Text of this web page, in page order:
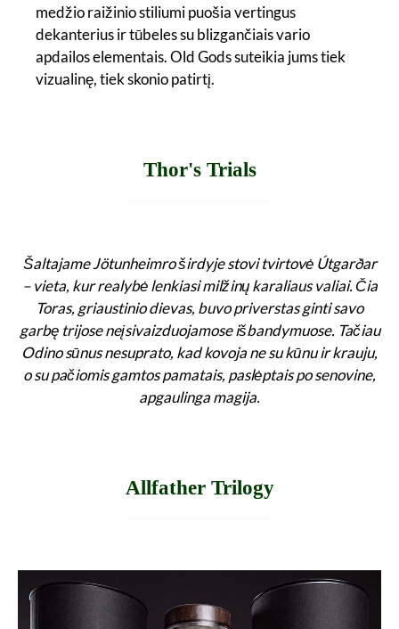
medžio raižinio stiliumi puošia vertingus
dekanterius ir tūbeles su blizgančiais vario
apdailos elementais. Old Gods suteikia jums tiek
vizualinę, tiek skonio patirtį.
Thor's Trials
Šaltajame Jötunheimro širdyje stovi tvirtovė Útgarðar
– vieta, kur realybė lenkiasi milžinų karaliaus valiai. Čia
Toras, griaustinio dievas, buvo priverstas ginti savo
garbę trijose neįsivaizduojamose išbandymuose. Tačiau
Odino sūnus nesuprato, kad kovoja ne su kūnu ir krauju,
o su pačiomis gamtos pamatais, paslėptais po senovine,
apgaulinga magija.
Allfather Trilogy